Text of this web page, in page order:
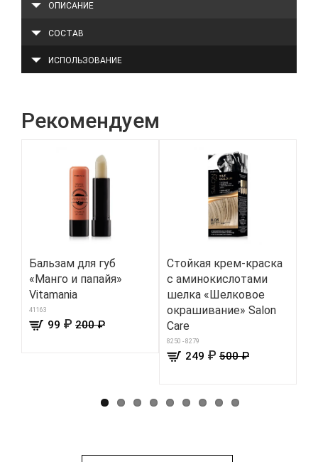
ОПИСАНИЕ
СОСТАВ
ИСПОЛЬЗОВАНИЕ
Рекомендуем
Бальзам для губ
«Манго и папайя»
Vitamania
41163
99 ₽ 200 ₽
Стойкая крем-краска
с аминокислотами
шелка «Шелковое
окрашивание» Salon
Care
8250 - 8279
249 ₽ 500 ₽